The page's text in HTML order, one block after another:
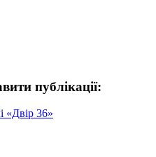
публікації: